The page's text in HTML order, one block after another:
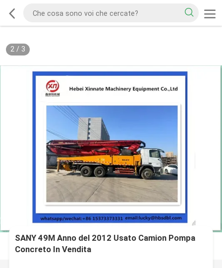
2/ 3
SANY 49M Anno del 2012 Usato Camion Pompa
Concreto In Vendita